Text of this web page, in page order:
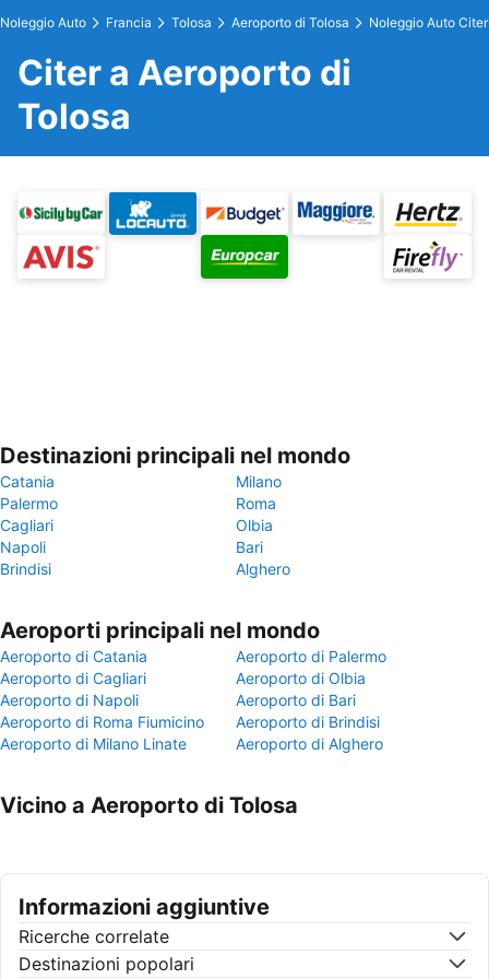
Noleggio Auto Francia Tolosa Aeroporto di Tolosa Noleggio Auto Citer
Citer a Aeroporto di
Tolosa
Destinazioni principali nel mondo
Catania
Milano
Palermo
Roma
Cagliari
Olbia
Napoli
Bari
Brindisi
Alghero
Aeroporti principali nel mondo
Aeroporto di Catania
Aeroporto di Palermo
Aeroporto di Cagliari
Aeroporto di Olbia
Aeroporto di Napoli
Aeroporto di Bari
Aeroporto di Roma Fiumicino
Aeroporto di Brindisi
Aeroporto di Milano Linate
Aeroporto di Alghero
Vicino a Aeroporto di Tolosa
Informazioni aggiuntive
Ricerche correlate
Destinazioni popolari